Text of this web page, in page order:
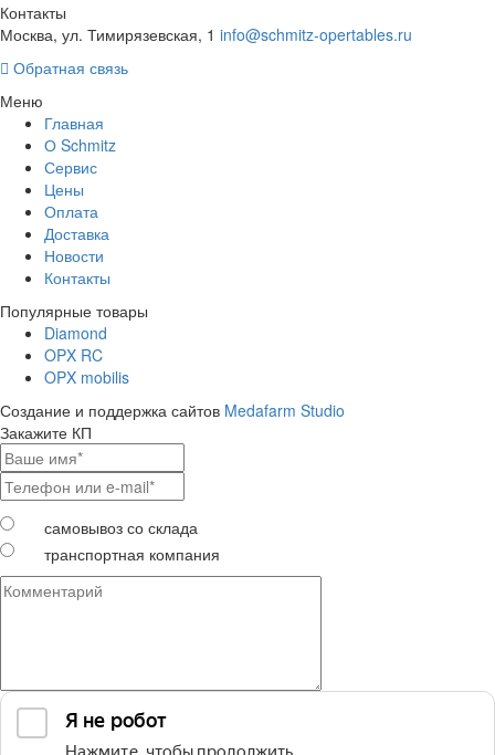
Контакты
Москва, ул. Тимирязевская, 1 info@schmitz-opertables.ru
Обратная связь
Меню
Главная
О Schmitz
Сервис
Цены
Оплата
Доставка
Новости
Контакты
Популярные товары
Diamond
OPX RC
OPX mobilis
Создание и поддержка сайтов Medafarm Studio
Закажите КП
самовывоз со склада
транспортная компания